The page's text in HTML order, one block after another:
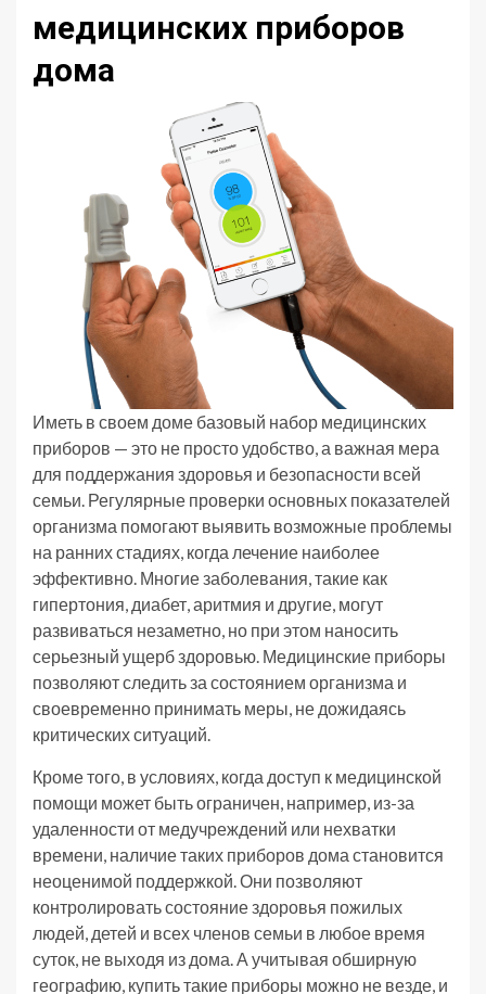
медицинских приборов
дома
Иметь в своем доме базовый набор медицинских
приборов — это не просто удобство, а важная мера
для поддержания здоровья и безопасности всей
семьи. Регулярные проверки основных показателей
организма помогают выявить возможные проблемы
на ранних стадиях, когда лечение наиболее
эффективно. Многие заболевания, такие как
гипертония, диабет, аритмия и другие, могут
развиваться незаметно, но при этом наносить
серьезный ущерб здоровью. Медицинские приборы
позволяют следить за состоянием организма и
своевременно принимать меры, не дожидаясь
критических ситуаций.
Кроме того, в условиях, когда доступ к медицинской
помощи может быть ограничен, например, из-за
удаленности от медучреждений или нехватки
времени, наличие таких приборов дома становится
неоценимой поддержкой. Они позволяют
контролировать состояние здоровья пожилых
людей, детей и всех членов семьи в любое время
суток, не выходя из дома. А учитывая обширную
географию, купить такие приборы можно не везде, и